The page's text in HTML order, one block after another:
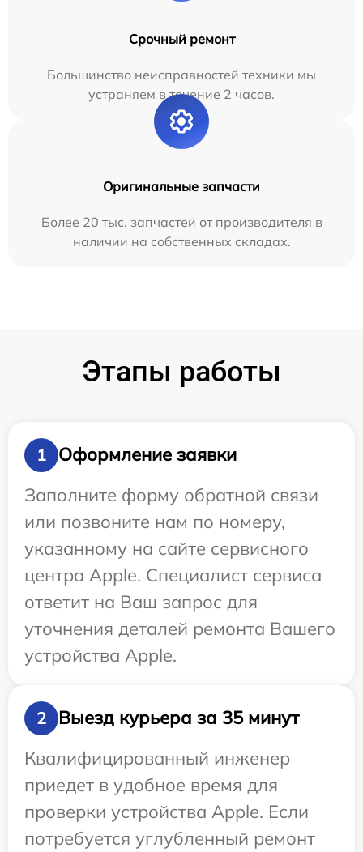
Срочный ремонт
Большинство неисправностей техники мы
устраняем в течение 2 часов.
Оригинальные запчасти
Более 20 тыс. запчастей от производителя в
наличии на собственных складах.
Этапы работы
1
Оформление заявки
Заполните форму обратной связи
или позвоните нам по номеру,
указанному на сайте сервисного
центра Apple. Специалист сервиса
ответит на Ваш запрос для
уточнения деталей ремонта Вашего
устройства Apple.
2
Выезд курьера за 35 минут
Квалифицированный инженер
приедет в удобное время для
проверки устройства Apple. Если
потребуется углубленный ремонт